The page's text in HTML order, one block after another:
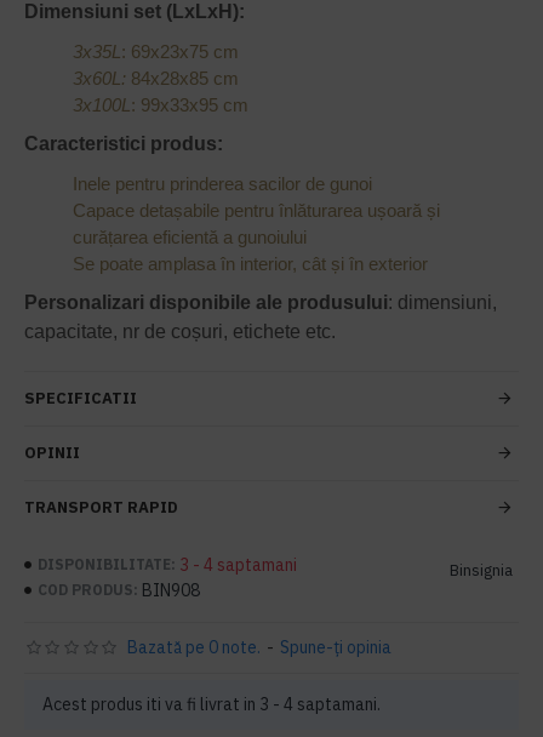
Dimensiuni set (LxLxH):
3x35L : 69x23x75 cm
3x60L: 84x28x85 cm
3x100L : 99x33x95 cm
Caracteristici produs:
Inele pentru prinderea sacilor de gunoi
Capace detașabile pentru înlăturarea ușoară și
curățarea eficientă a gunoiului
Se poate amplasa în interior, cât și în exterior
Personalizari disponibile ale produsului: dimensiuni,
capacitate, nr de coșuri, etichete etc.
SPECIFICATII
OPINII
TRANSPORT RAPID
DISPONIBILITATE: 3 - 4 saptamani
COD PRODUS: BIN908
Binsignia
Acest produs iti va fi livrat in 3 - 4 saptamani.
Bazată pe 0 note. - Spune-ţi opinia